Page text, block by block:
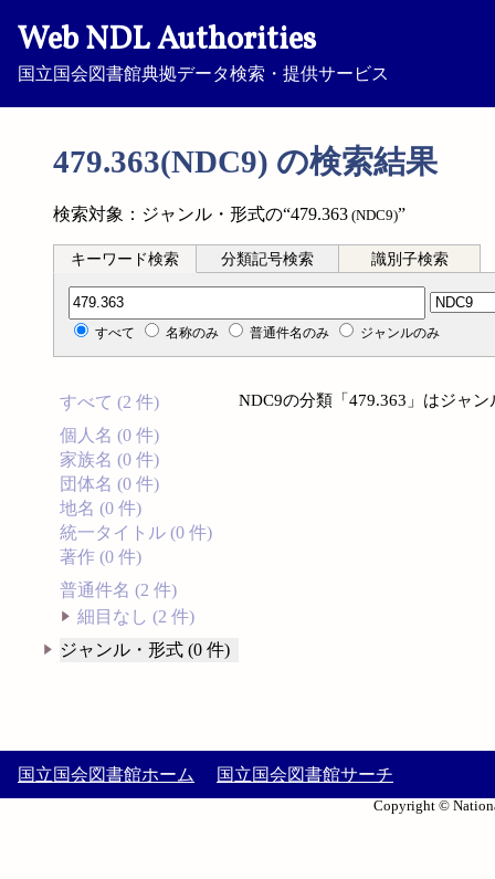
Web NDL Authorities
国立国会図書館典拠データ検索・提供サービス
479.363(NDC9) の検索結果
検索対象：ジャンル・形式の“479.363 (NDC9)”
キーワード検索 分類記号検索 識別子検索
分類記号検索
すべて 名称のみ 普通件名のみ ジャンルのみ
すべて (2 件)
個人名 (0 件)
家族名 (0 件)
団体名 (0 件)
地名 (0 件)
統一タイトル (0 件)
著作 (0 件)
普通件名 (2 件)
細目なし (2 件)
ジャンル・形式 (0 件)
NDC9の分類「479.363」はジャ
国立国会図書館ホーム 国立国会図書館サーチ
Copyright ©